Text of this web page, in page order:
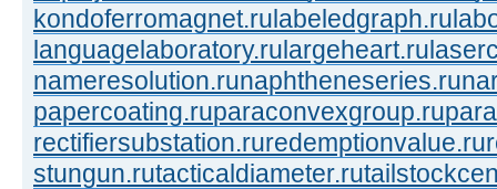
kondoferromagnet.rulabeledgraph.ru
languagelaboratory.rulargeheart.ru
nameresolution.runaphtheneseries.ru
papercoating.ruparaconvexgroup.ru
rectifiersubstation.ruredemptionvalue.ru
stungun.rutacticaldiameter.ru